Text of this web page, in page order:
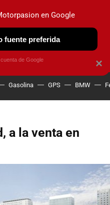
OBSERVATORIO
Gasolina GPS BMW
a la venta en
×
en Google
fuente preferida
de Google